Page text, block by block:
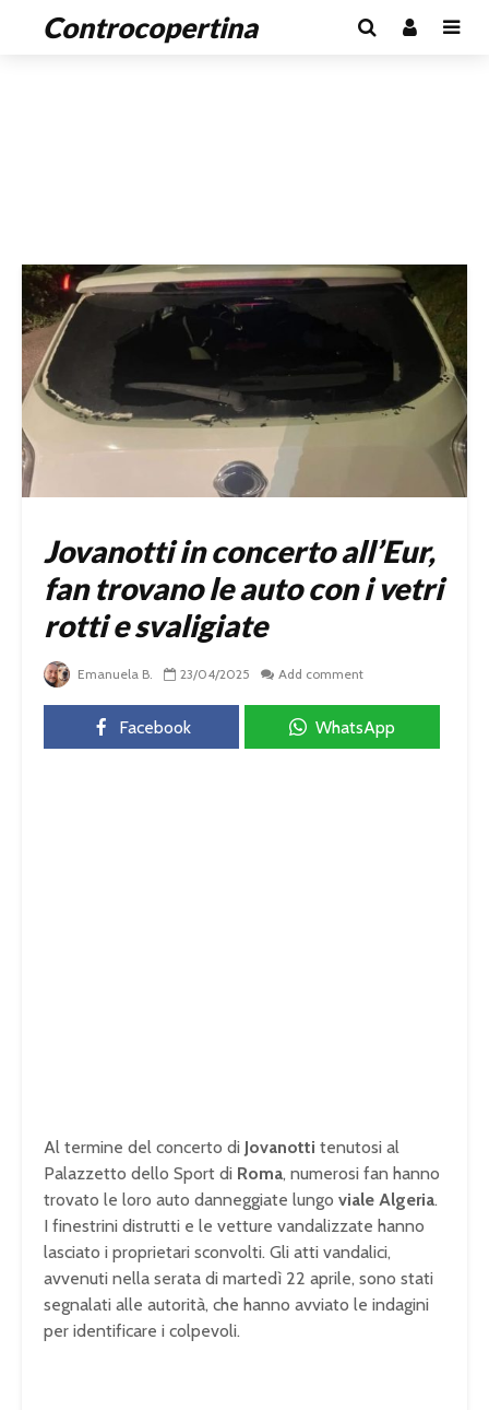
Controcopertina
Jovanotti in concerto all’Eur,
fan trovano le auto con i vetri
rotti e svaligiate
Emanuela B. 23/04/2025 Add comment
Facebook WhatsApp
Al termine del concerto di Jovanotti tenutosi al
Palazzetto dello Sport di Roma, numerosi fan hanno
trovato le loro auto danneggiate lungo viale Algeria.
I finestrini distrutti e le vetture vandalizzate hanno
lasciato i proprietari sconvolti. Gli atti vandalici,
avvenuti nella serata di martedì 22 aprile, sono stati
segnalati alle autorità, che hanno avviato le indagini
per identificare i colpevoli.